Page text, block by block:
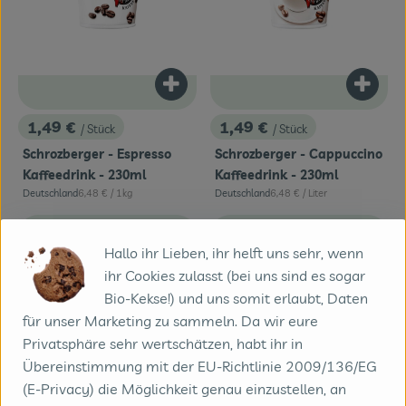
, Preis:
1,49 € / Stück
Schrozberger - Espresso
Kaffeedrink - 230ml
, Herkunft:
Deutschland, Referenzpreis:
6,48 € / 1kg
Produkt zum Warenkorb hinzufügen
, Preis:
1,49 € / Stück
Schrozberger - Cappuccino
Kaffeedrink - 230ml
, Herkunft:
Deutschland, Referenzpreis:
6,48 € / Liter
Hallo ihr Lieben, ihr helft uns sehr, wenn
ihr Cookies zulasst (bei uns sind es sogar
Bio-Kekse!) und uns somit erlaubt, Daten
für unser Marketing zu sammeln. Da wir eure
Privatsphäre sehr wertschätzen, habt ihr in
Übereinstimmung mit der EU-Richtlinie 2009/136/EG
(E-Privacy) die Möglichkeit genau einzustellen, an